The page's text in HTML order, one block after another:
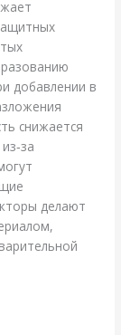
добавлении в
снижается
делают